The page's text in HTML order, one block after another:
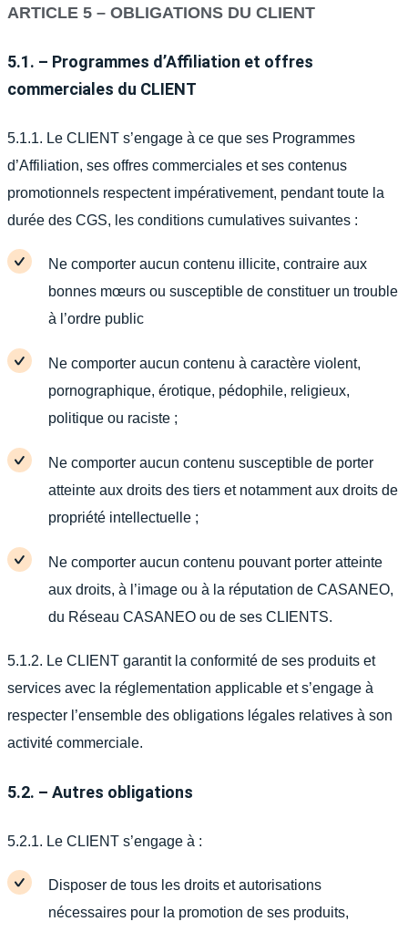
ARTICLE 5 – OBLIGATIONS DU CLIENT
5.1. – Programmes d’Affiliation et offres
commerciales du CLIENT
5.1.1. Le CLIENT s’engage à ce que ses Programmes
d’Affiliation, ses offres commerciales et ses contenus
promotionnels respectent impérativement, pendant toute la
durée des CGS, les conditions cumulatives suivantes :
Ne comporter aucun contenu illicite, contraire aux
bonnes mœurs ou susceptible de constituer un trouble
à l’ordre public
Ne comporter aucun contenu à caractère violent,
pornographique, érotique, pédophile, religieux,
politique ou raciste ;
Ne comporter aucun contenu susceptible de porter
atteinte aux droits des tiers et notamment aux droits de
propriété intellectuelle ;
Ne comporter aucun contenu pouvant porter atteinte
aux droits, à l’image ou à la réputation de CASANEO,
du Réseau CASANEO ou de ses CLIENTS.
5.1.2. Le CLIENT garantit la conformité de ses produits et
services avec la réglementation applicable et s’engage à
respecter l’ensemble des obligations légales relatives à son
activité commerciale.
5.2. – Autres obligations
5.2.1. Le CLIENT s’engage à :
Disposer de tous les droits et autorisations
nécessaires pour la promotion de ses produits,